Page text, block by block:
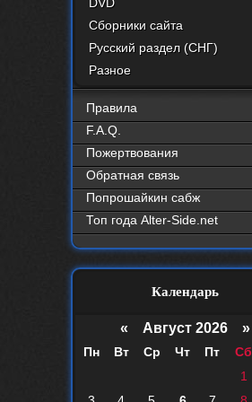
Сборники сайта
Русский раздел (СНГ)
Разное
Правила
F.A.Q.
Пожертвования
Обратная связь
Попрошайкин сабж
Топ года Alter-Side.net
Календарь
« Август 2026 »
Пн Вт Ср Чт Пт Сб
1